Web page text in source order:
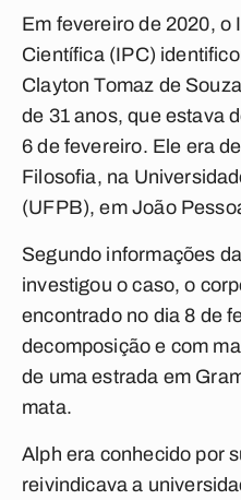
Em fevereiro de 2020, o
Científica (IPC)
Clayton Tomaz de
de 31 anos, que estava
6 de fevereiro. Ele era
Filosofia, na
(UFPB), em João
Segundo informações
investigou o caso, o
encontrado no dia 8 de
decomposição e com
de uma estrada em
mata.
Alph era conhecido por
reivindicava a